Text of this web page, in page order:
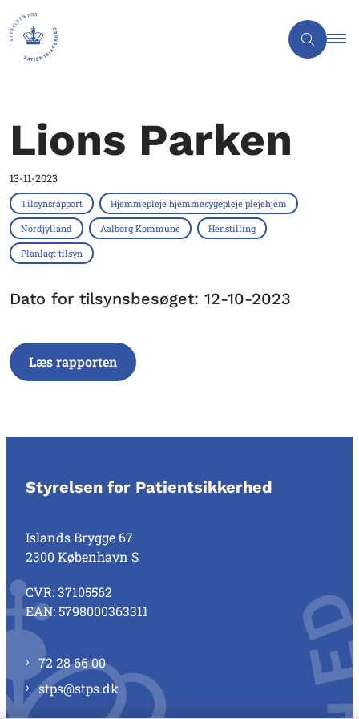
Lions Parken
13-11-2023
Tilsynsrapport Hjemmepleje hjemmesygepleje plejehjem
Nordjylland Aalborg Kommune Henstilling
Planlagt tilsyn
Dato for tilsynsbesøget: 12-10-2023
Læs rapporten
Styrelsen for Patientsikkerhed
Islands Brygge 67
2300 København S
CVR: 37105562
EAN: 5798000363311
72 28 66 00
stps@stps.dk